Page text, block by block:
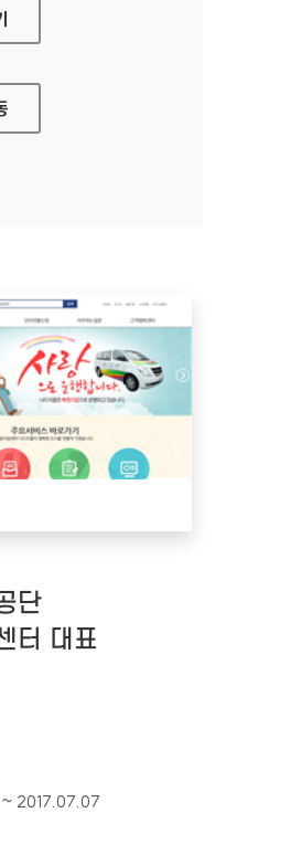
고진흥공사 대표 홈페이지
단
터 대표
2017.07.07